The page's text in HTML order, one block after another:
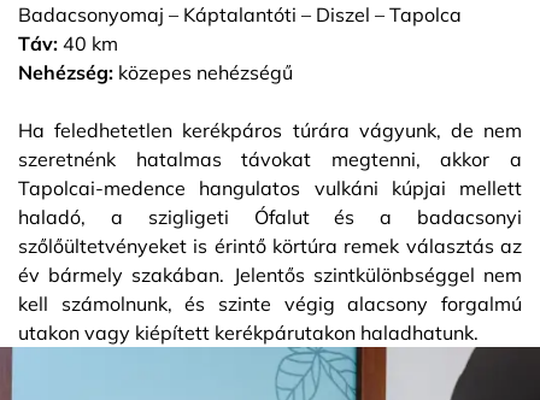
Badacsonyomaj – Káptalantóti – Diszel – Tapolca
Táv: 40 km
Nehézség: közepes nehézségű
Ha feledhetetlen kerékpáros túrára vágyunk, de nem
szeretnénk hatalmas távokat megtenni, akkor a
Tapolcai-medence hangulatos vulkáni kúpjai mellett
haladó, a szigligeti Ófalut és a badacsonyi
szőlőültetvényeket is érintő körtúra remek választás az
év bármely szakában. Jelentős szintkülönbséggel nem
kell számolnunk, és szinte végig alacsony forgalmú
utakon vagy kiépített kerékpárutakon haladhatunk.